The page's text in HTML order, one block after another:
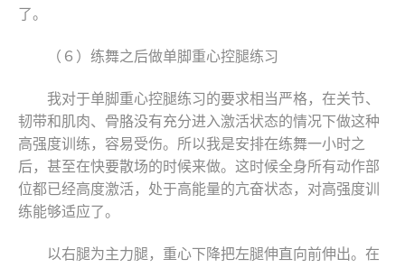
了。
（６）练舞之后做单脚重心控腿练习
我对于单脚重心控腿练习的要求相当严格，在关节、
韧带和肌肉、骨胳没有充分进入激活状态的情况下做这种
高强度训练，容易受伤。所以我是安排在练舞一小时之
后，甚至在快要散场的时候来做。这时候全身所有动作部
位都已经高度激活，处于高能量的亢奋状态，对高强度训
练能够适应了。
以右腿为主力腿，重心下降把左腿伸直向前伸出。在